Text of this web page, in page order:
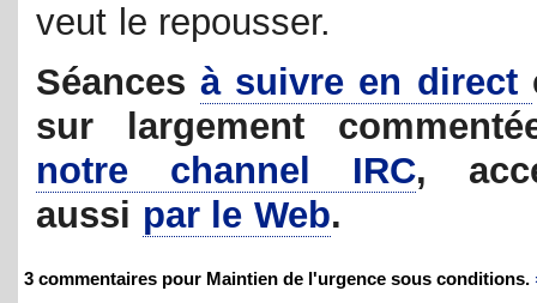
veut le repousser.
Séancesà suivre en direct
sur largement
notre channel IRC,
aussi par le Web.
3 commentaires pour Maintien de l'urgence sous conditions.